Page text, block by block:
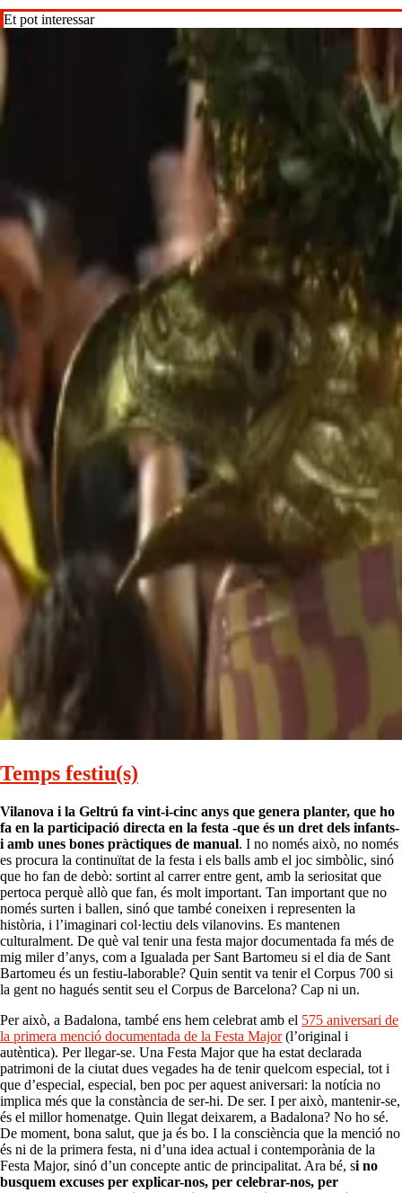
Et pot interessar
Temps festiu(s)
Vilanova i la Geltrú fa vint-i-cinc anys que genera planter, que ho
fa en la participació directa en la festa -que és un dret dels infants-
i amb unes bones pràctiques de manual. I no només això, no només
es procura la continuïtat de la festa i els balls amb el joc simbòlic, sinó
que ho fan de debò: sortint al carrer entre gent, amb la seriositat que
pertoca perquè allò que fan, és molt important. Tan important que no
només surten i ballen, sinó que també coneixen i representen la
història, i l’imaginari col·lectiu dels vilanovins. Es mantenen
culturalment. De què val tenir una festa major documentada fa més de
mig miler d’anys, com a Igualada per Sant Bartomeu si el dia de Sant
Bartomeu és un festiu-laborable? Quin sentit va tenir el Corpus 700 si
la gent no hagués sentit seu el Corpus de Barcelona? Cap ni un.
Per això, a Badalona, també ens hem celebrat amb el 575 aniversari de
la primera menció documentada de la Festa Major(l’original i
autèntica). Per llegar-se. Una Festa Major que ha estat declarada
patrimoni de la ciutat dues vegades ha de tenir quelcom especial, tot i
que d’especial, especial, ben poc per aquest aniversari: la notícia no
implica més que la constància de ser-hi. De ser. I per això, mantenir-se,
és el millor homenatge. Quin llegat deixarem, a Badalona? No ho sé.
De moment, bona salut, que ja és bo. I la consciència que la menció no
és ni de la primera festa, ni d’una idea actual i contemporània de la
Festa Major, sinó d’un concepte antic de principalitat. Ara bé, si no
busquem excuses per explicar-nos, per celebrar-nos, per